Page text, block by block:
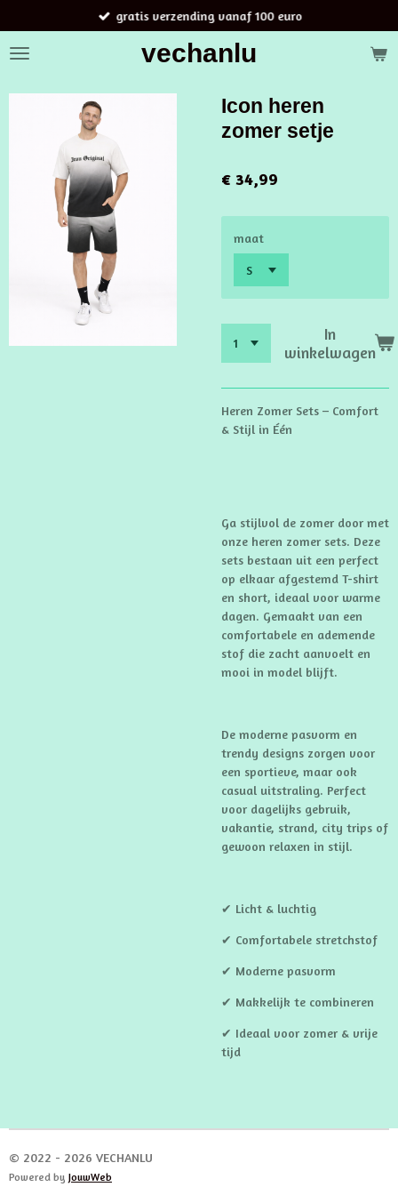
direct
naar
hoofdinhoud
vechanlu
gratis verzending vanaf 100 euro
Icon heren
zomer setje
€ 34,99
maat
In
winkelwagen
Heren Zomer Sets – Comfort
& Stijl in Één
Ga stijlvol de zomer door met
onze heren zomer sets. Deze
sets bestaan uit een perfect
op elkaar afgestemd T-shirt
en short, ideaal voor warme
dagen. Gemaakt van een
comfortabele en ademende
stof die zacht aanvoelt en
mooi in model blijft.
De moderne pasvorm en
trendy designs zorgen voor
een sportieve, maar ook
casual uitstraling. Perfect
voor dagelijks gebruik,
vakantie, strand, city trips of
gewoon relaxen in stijl.
✔ Licht & luchtig
✔ Comfortabele stretchstof
✔ Moderne pasvorm
✔ Makkelijk te combineren
✔ Ideaal voor zomer & vrije
tijd
© 2022 - 2026 VECHANLU
Powered by JouwWeb